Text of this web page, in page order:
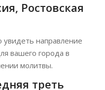
Ростовская
направление
вашего города в
молитвы.
треть